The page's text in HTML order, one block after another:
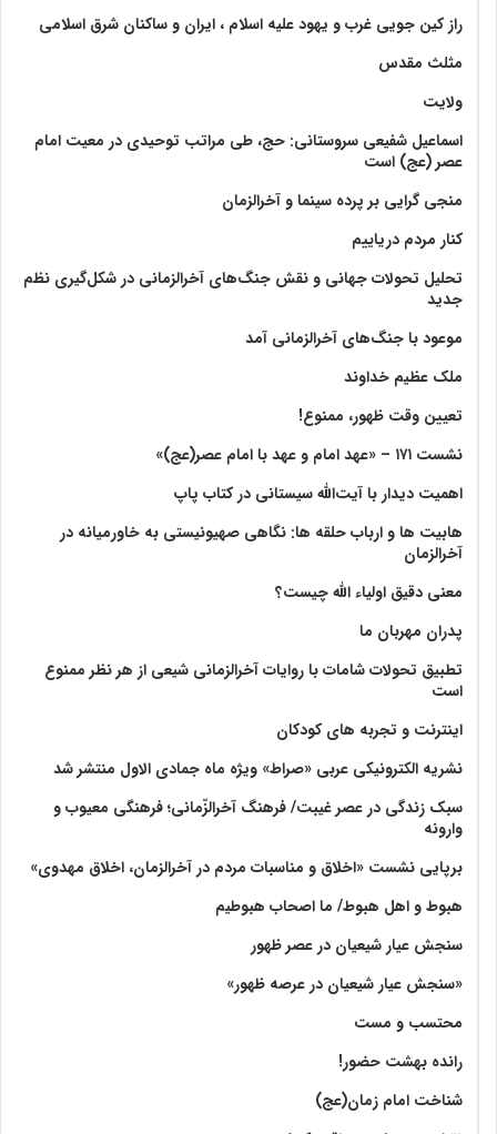
راز کین جویی غرب و یهود علیه اسلام ، ایران و ساکنان شرق اسلامی
مثلث مقدس
ولايت‏
اسماعیل شفیعی سروستانی: حج، طی مراتب توحیدی در معیت امام
عصر (عج) است
منجی گرایی بر پرده سینما و آخرالزمان
کنار مردم دریاییم
تحلیل تحولات جهانی و نقش جنگ‌های آخرالزمانی در شکل‌گیری نظم
جدید
موعود با جنگ‌های آخرالزمانی آمد
ملک عظیم خداوند
تعیین وقت ظهور، ممنوع!
نشست ۱۷۱ – «عهد امام و عهد با امام عصر(عج)»
اهمیت دیدار با آیت‌الله سیستانی در کتاب پاپ
هابیت ها و ارباب حلقه ها: نگاهی صهیونیستی به خاورمیانه در
آخرالزمان
معنی دقیق اولیاء الله چیست؟
پدران مهربان ما
تطبیق تحولات شامات با روایات آخرالزمانی شیعی از هر نظر ممنوع
است
اینترنت و تجربه های کودکان
نشریه الکترونیکی عربی «صراط» ویژه ماه جمادی الاول منتشر شد
سبک زندگی در عصر غیبت/ فرهنگ آخرالزّمانی؛ فرهنگی معیوب و
وارونه
برپایی نشست «اخلاق و مناسبات مردم در آخرالزمان، اخلاق مهدوی»
هبوط و اهل هبوط/ ما اصحاب هبوطیم
سنجش عیار شیعیان در عصر ظهور
«سنجش عیار شیعیان در عرصه ظهور»
محتسب و مست
رانده بهشت‌ حضور!
شناخت امام زمان(عج)